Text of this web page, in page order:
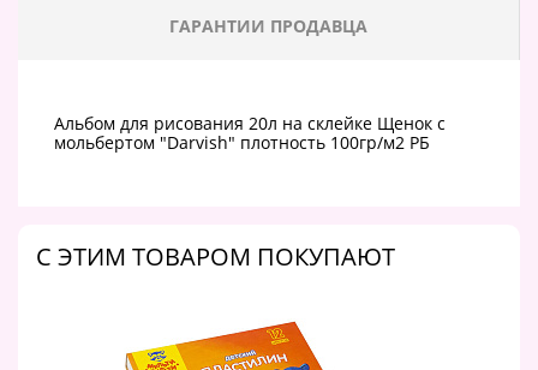
ГАРАНТИИ ПРОДАВЦА
Альбом для рисования 20л на склейке Щенок с
мольбертом "Darvish" плотность 100гр/м2 РБ
C ЭТИМ ТОВАРОМ ПОКУПАЮТ